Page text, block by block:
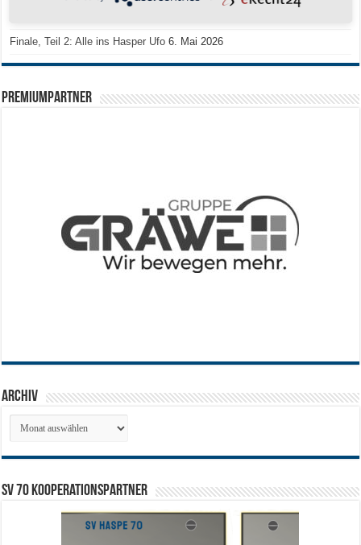
Finale, Teil 2: Alle ins Hasper Ufo 6. Mai 2026
PREMIUMPARTNER
Archiv
Archiv
SV 70 Kooperationspartner